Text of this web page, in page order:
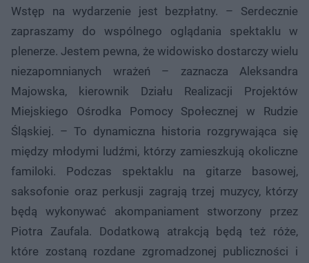
Wstęp na wydarzenie jest bezpłatny. – Serdecznie
zapraszamy do wspólnego oglądania spektaklu w
plenerze. Jestem pewna, że widowisko dostarczy wielu
niezapomnianych wrażeń – zaznacza Aleksandra
Majowska, kierownik Działu Realizacji Projektów
Miejskiego Ośrodka Pomocy Społecznej w Rudzie
Śląskiej. – To dynamiczna historia rozgrywająca się
między młodymi ludźmi, którzy zamieszkują okoliczne
familoki. Podczas spektaklu na gitarze basowej,
saksofonie oraz perkusji zagrają trzej muzycy, którzy
będą wykonywać akompaniament stworzony przez
Piotra Zaufala. Dodatkową atrakcją będą też róże,
które zostaną rozdane zgromadzonej publiczności i